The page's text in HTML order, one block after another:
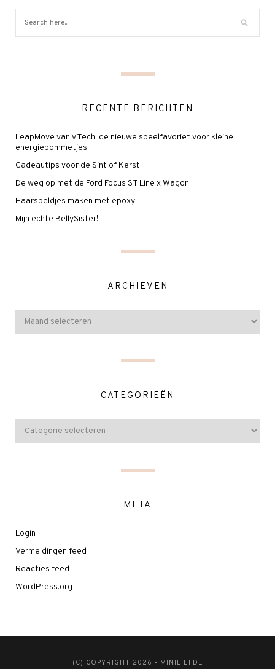
RECENTE BERICHTEN
LeapMove van VTech: de nieuwe speelfavoriet voor kleine
energiebommetjes
Cadeautips voor de Sint of Kerst
De weg op met de Ford Focus ST Line x Wagon
Haarspeldjes maken met epoxy!
Mijn echte BellySister!
ARCHIEVEN
CATEGORIEËN
META
Login
Vermeldingen feed
Reacties feed
WordPress.org
(C) COPYRIGHT 2026 - MINILIEFDE